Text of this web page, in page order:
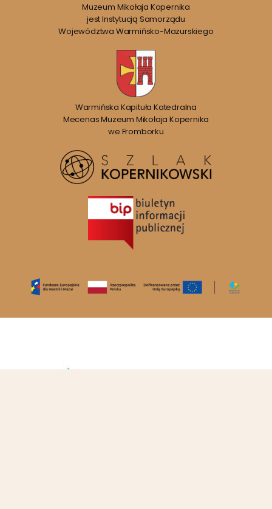
Muzeum Mikołaja Kopernika
jest Instytucją Samorządu
Województwa Warmińsko-Mazurskiego
Warmińska Kapituła Katedralna
Mecenas Muzeum Mikołaja Kopernika
we Fromborku